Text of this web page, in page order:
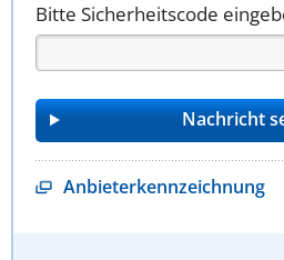
Bitte Sicherheitscode
Anbieterkennzeichnung